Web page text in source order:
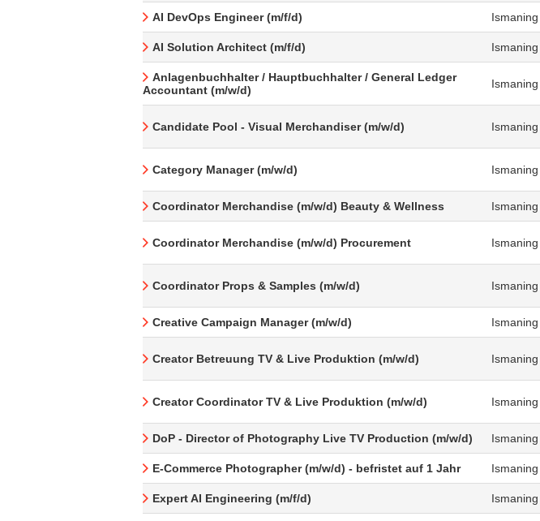
AI DevOps Engineer (m/f/d) Ismaning
AI Solution Architect (m/f/d) Ismaning
Anlagenbuchhalter / Hauptbuchhalter / General Ledger
Accountant (m/w/d)
Ismaning
Candidate Pool - Visual Merchandiser (m/w/d) Ismaning
Category Manager (m/w/d) Ismaning
Coordinator Merchandise (m/w/d) Beauty & Wellness Ismaning
Coordinator Merchandise (m/w/d) Procurement Ismaning
Coordinator Props & Samples (m/w/d) Ismaning
Creative Campaign Manager (m/w/d) Ismaning
Creator Betreuung TV & Live Produktion (m/w/d) Ismaning
Creator Coordinator TV & Live Produktion (m/w/d) Ismaning
DoP - Director of Photography Live TV Production (m/w/d) Ismaning
E-Commerce Photographer (m/w/d) - befristet auf 1 Jahr Ismaning
Expert AI Engineering (m/f/d) Ismaning